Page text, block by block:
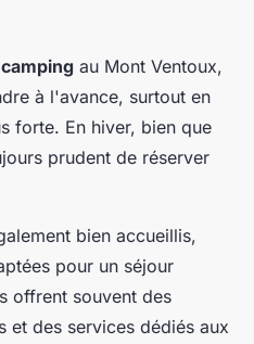
au Mont Ventoux,
à l'avance, surtout en
forte. En hiver, bien que
prudent de réserver
bien accueillis,
pour un séjour
offrent souvent des
et des services dédiés aux